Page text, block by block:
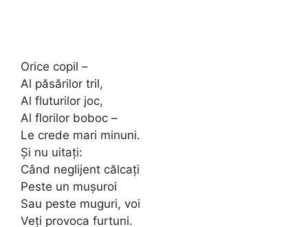
Orice copil –
Al păsărilor tril,
Al fluturilor joc,
Al florilor boboc –
Le crede mari minuni.
Şi nu uitaţi:
Când neglijent călcaţi
Peste un muşuroi
Sau peste muguri, voi
Veţi provoca furtuni.